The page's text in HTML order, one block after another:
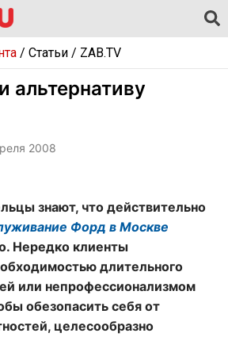
/ Статьи/ ZAB.TV
альтернативу
2008
знают, что действительно
Форд в Москве
Нередко клиенты
длительного
или непрофессионализмом
обезопасить себя от
целесообразно